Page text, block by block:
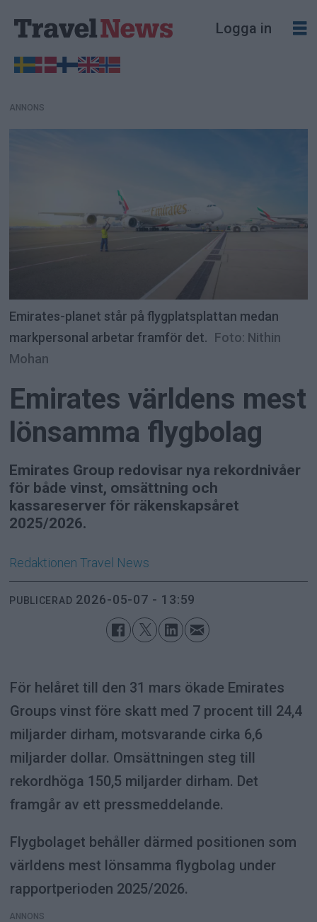
Logga in
ANNONS
Emirates-planet står på flygplatsplattan medan
markpersonal arbetar framför det. Foto: Nithin
Mohan
Emirates världens mest
lönsamma flygbolag
Emirates Group redovisar nya rekordnivåer
för både vinst, omsättning och
kassareserver för räkenskapsåret
2025/2026.
Redaktionen Travel News
PUBLICERAD 2026-05-07 - 13:59
För helåret till den 31 mars ökade Emirates
Groups vinst före skatt med 7 procent till 24,4
miljarder dirham, motsvarande cirka 6,6
miljarder dollar. Omsättningen steg till
rekordhöga 150,5 miljarder dirham. Det
framgår av ett pressmeddelande.
Flygbolaget behåller därmed positionen som
världens mest lönsamma flygbolag under
rapportperioden 2025/2026.
ANNONS